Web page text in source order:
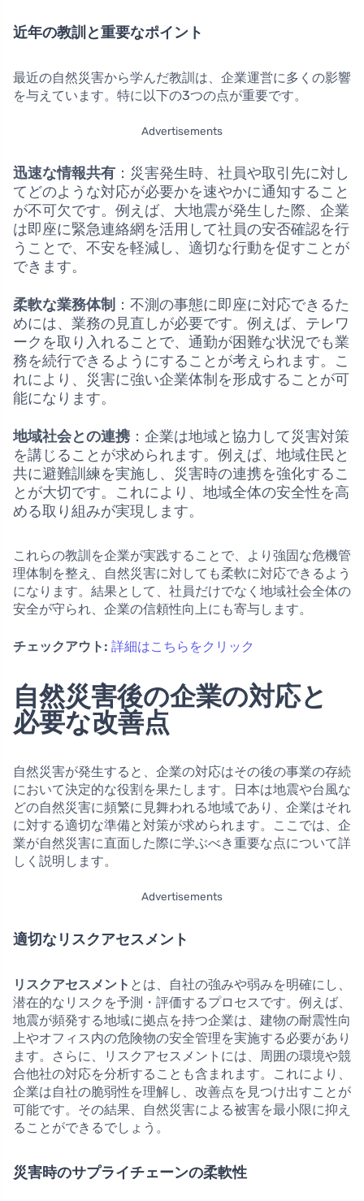
近年の教訓と重要なポイント
最近の自然災害から学んだ教訓は、企業運営に多くの影響
を与えています。特に以下の3つの点が重要です。
Advertisements
迅速な情報共有 ：災害発生時、社員や取引先に対し
てどのような対応が必要かを速やかに通知すること
が不可欠です。例えば、大地震が発生した際、企業
は即座に緊急連絡網を活用して社員の安否確認を行
うことで、不安を軽減し、適切な行動を促すことが
できます。
柔軟な業務体制 ：不測の事態に即座に対応できるた
めには、業務の見直しが必要です。例えば、テレワ
ークを取り入れることで、通勤が困難な状況でも業
務を続行できるようにすることが考えられます。こ
れにより、災害に強い企業体制を形成することが可
能になります。
地域社会との連携 ：企業は地域と協力して災害対策
を講じることが求められます。例えば、地域住民と
共に避難訓練を実施し、災害時の連携を強化するこ
とが大切です。これにより、地域全体の安全性を高
める取り組みが実現します。
これらの教訓を企業が実践することで、より強固な危機管
理体制を整え、自然災害に対しても柔軟に対応できるよう
になります。結果として、社員だけでなく地域社会全体の
安全が守られ、企業の信頼性向上にも寄与します。
チェックアウト: 詳細はこちらをクリック
自然災害後の企業の対応と
必要な改善点
自然災害が発生すると、企業の対応はその後の事業の存続
において決定的な役割を果たします。日本は地震や台風な
どの自然災害に頻繁に見舞われる地域であり、企業はそれ
に対する適切な準備と対策が求められます。ここでは、企
業が自然災害に直面した際に学ぶべき重要な点について詳
しく説明します。
Advertisements
適切なリスクアセスメント
リスクアセスメント とは、自社の強みや弱みを明確にし、
潜在的なリスクを予測・評価するプロセスです。例えば、
地震が頻発する地域に拠点を持つ企業は、建物の耐震性向
上やオフィス内の危険物の安全管理を実施する必要があり
ます。さらに、リスクアセスメントには、周囲の環境や競
合他社の対応を分析することも含まれます。これにより、
企業は自社の脆弱性を理解し、改善点を見つけ出すことが
可能です。その結果、自然災害による被害を最小限に抑え
ることができるでしょう。
災害時のサプライチェーンの柔軟性